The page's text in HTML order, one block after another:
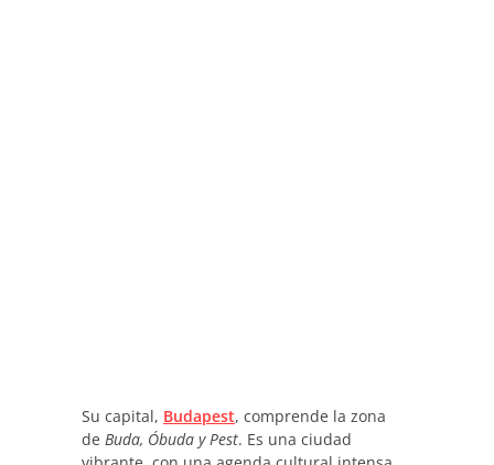
Su capital, Budapest, comprende la zona
de Buda, Óbuda y Pest. Es una ciudad